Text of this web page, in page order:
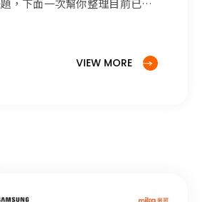
，下面一次幫你整理目前已知
VIEW MORE